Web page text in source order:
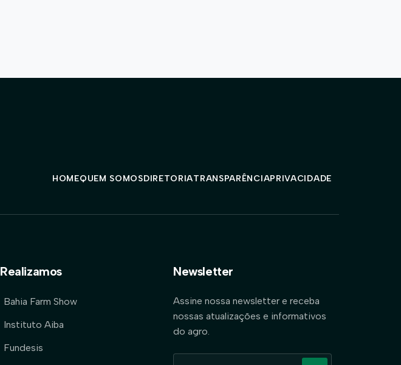
HOMEQUEM SOMOSDIRETORIATRANSPARÊNCIAPRIVACIDADE
Realizamos
Bahia Farm Show
Instituto Aiba
Fundesis
Newsletter
Assine nossa newsletter e receba
nossas atualizações e informativos
do agro.